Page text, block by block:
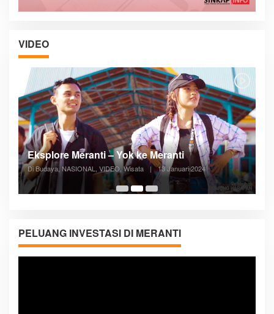
VIDEO
05:08
Posyandu Melayani Semua Siklus Hidup
Di ADVERTORIAL, Kesehatan, VIDEO 27 Desember 2023
PELUANG INVESTASI DI MERANTI